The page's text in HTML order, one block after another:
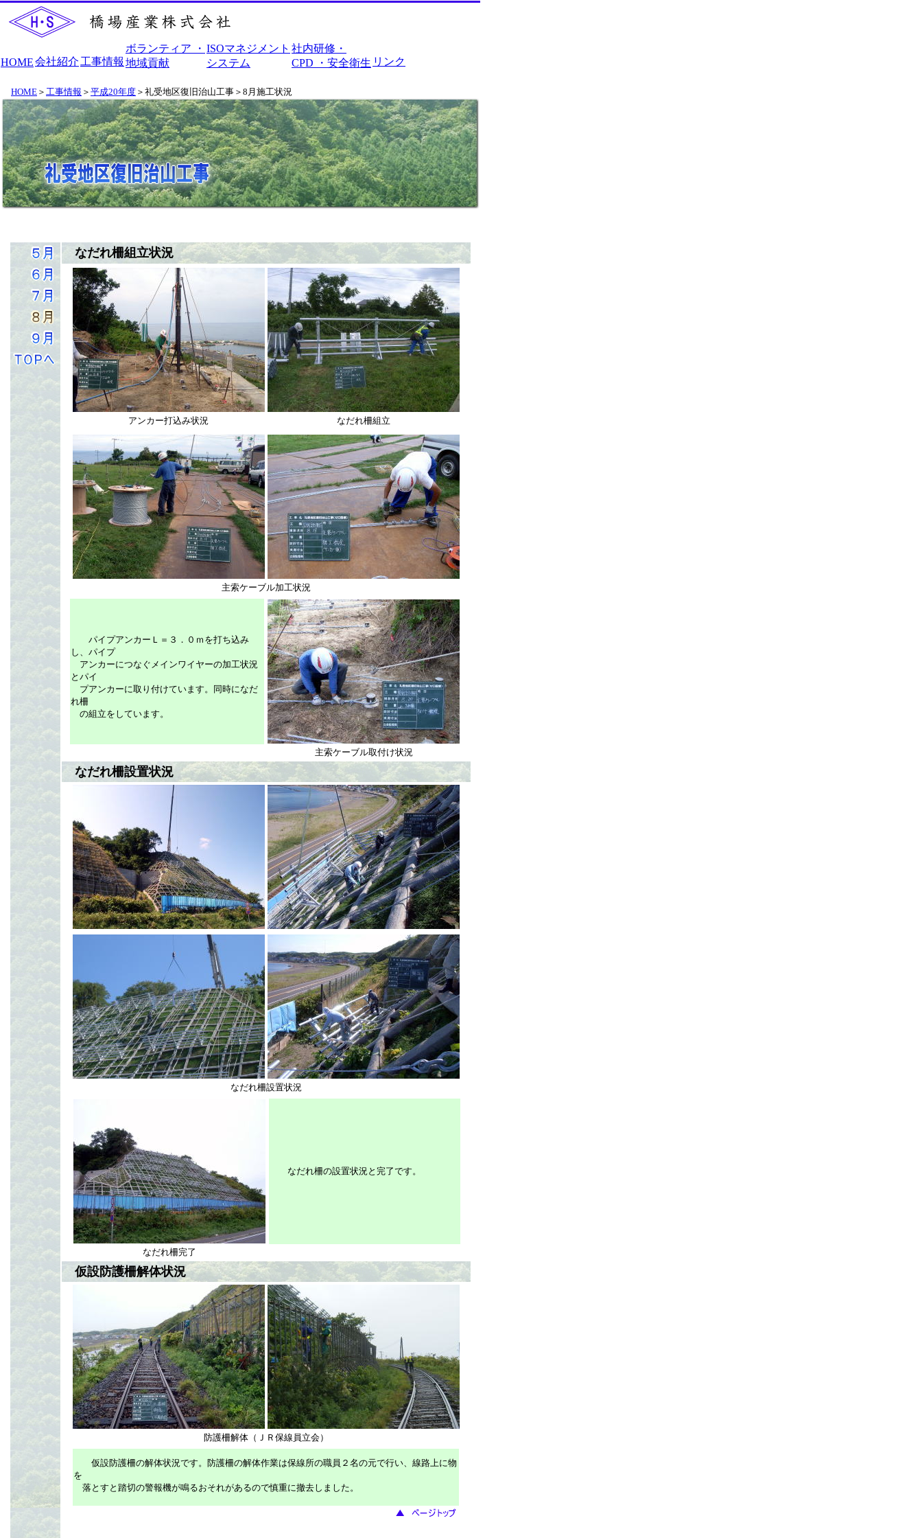
HOME会社紹介 工事情報
ボランティア ・
地域貢献
ISOマネジメント
システム
社内研修・
CPD ・安全衛生 リンク
HOME ＞ 工事情報 ＞ 平成20年度 ＞礼受地区復旧治山工事＞8月施工状況
なだれ柵組立状況
アンカー打込み状況 なだれ柵組立
主索ケーブル加工状況
パイプアンカーＬ＝３．０ｍを打ち込み
し、 パイプ
アンカーにつなぐメインワイヤーの加工状況
とパイ
プアンカーに取り付けています。同時になだ
れ柵
の組立をしています。
主索ケーブル取付け状況
なだれ柵設置状況
なだれ柵設置状況
なだれ柵の設置状況と完了です。
なだれ柵完了
仮設防護柵解体状況
防護柵解体（ＪＲ保線員立会）
仮設防護柵の解体状況です。 防護柵の解体作業は保線所の職員２名の元で行い、 線路上に物
を
落とすと踏切の警報機が鳴るおそれがあるので慎重に撤去しました。